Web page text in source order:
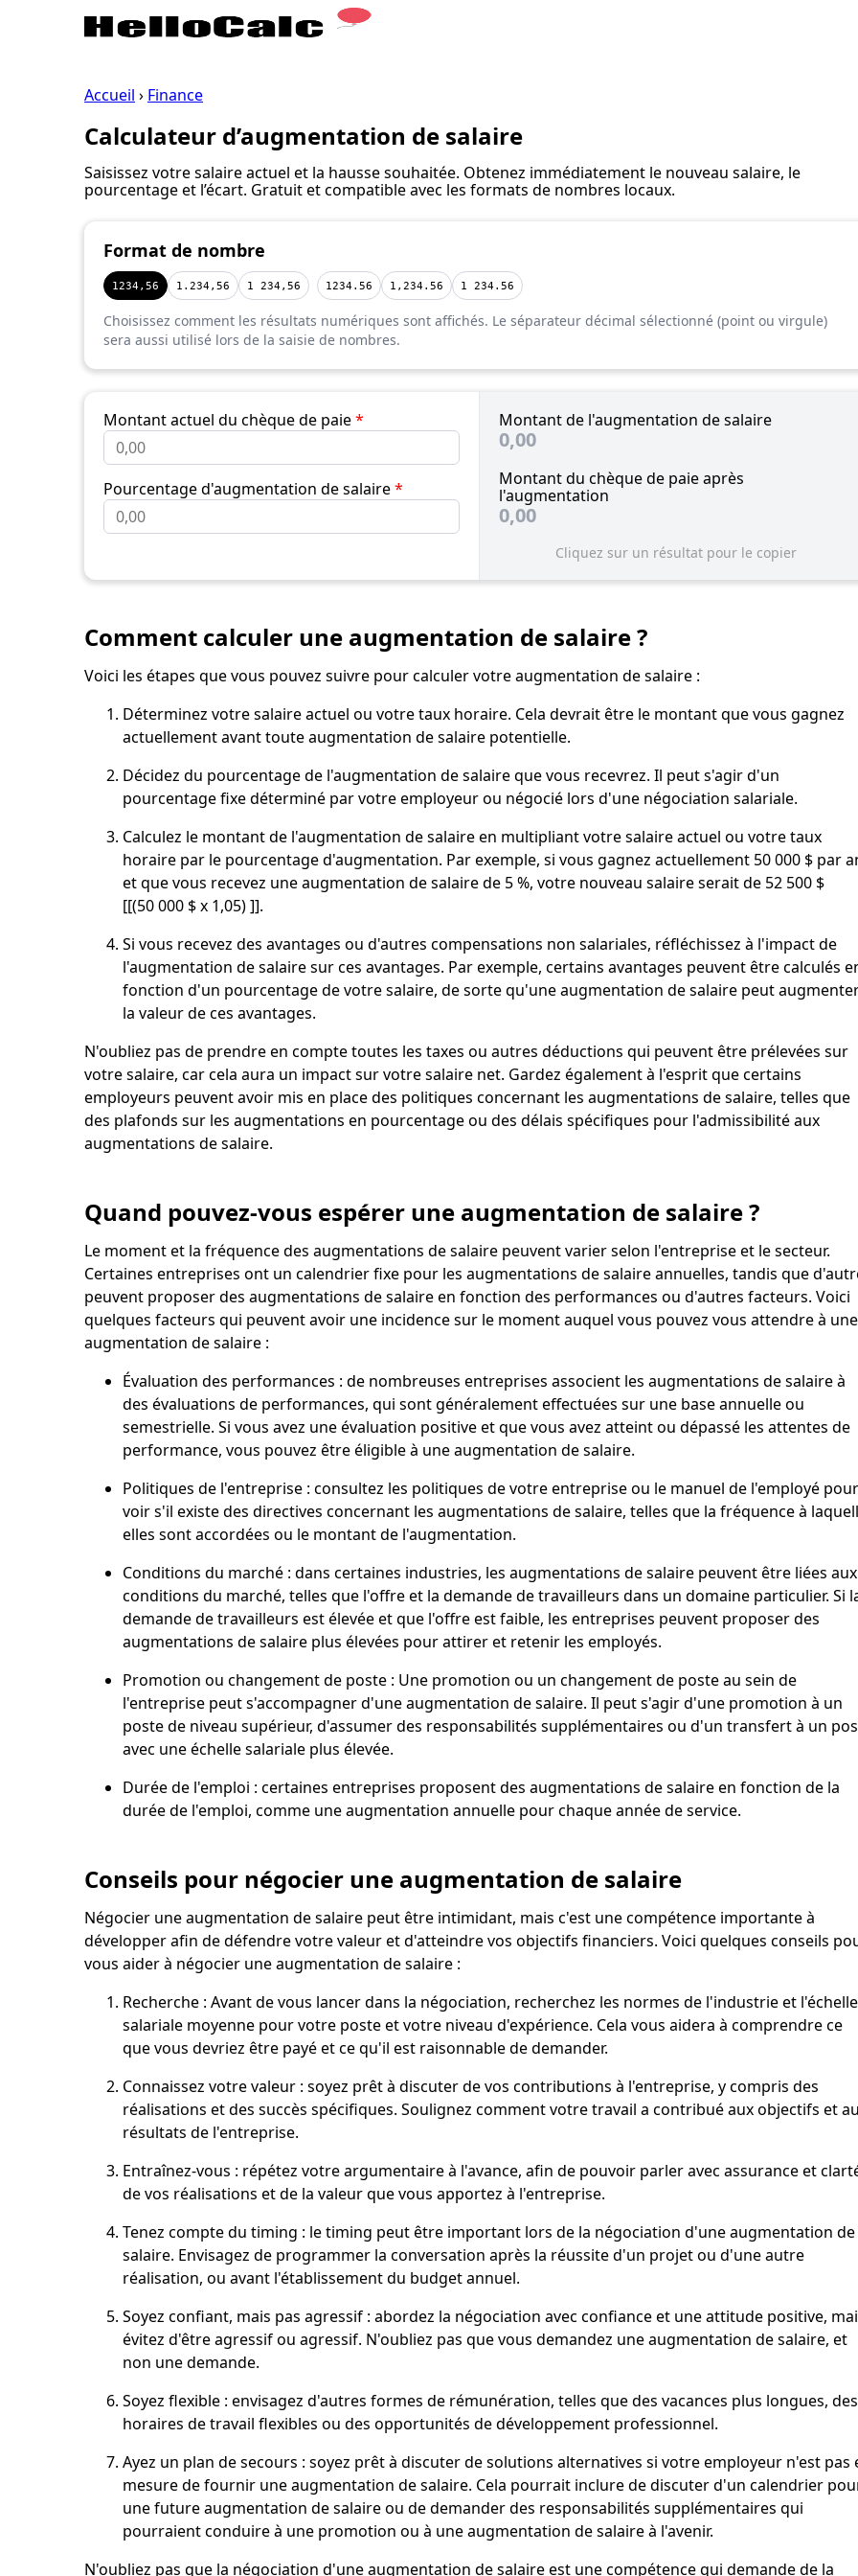
Accueil › Finance
Calculateur d’augmentation de salaire
Saisissez votre salaire actuel et la hausse souhaitée. Obtenez immédiatement le nouveau salaire, le
pourcentage et l’écart. Gratuit et compatible avec les formats de nombres locaux.
Format de nombre
1234,56 1.234,56 1 234,56 1234.56 1,234.56 1 234.56
Choisissez comment les résultats numériques sont affichés. Le séparateur décimal sélectionné (point ou virgule)
sera aussi utilisé lors de la saisie de nombres.
Montant actuel du chèque de paie*
Pourcentage d'augmentation de salaire*
Montant de l'augmentation de salaire
0,00
Montant du chèque de paie après
l'augmentation
0,00
Cliquez sur un résultat pour le copier
Comment calculer une augmentation de salaire ?
Voici les étapes que vous pouvez suivre pour calculer votre augmentation de salaire :
Déterminez votre salaire actuel ou votre taux horaire. Cela devrait être le montant que vous gagnez
actuellement avant toute augmentation de salaire potentielle.
Décidez du pourcentage de l'augmentation de salaire que vous recevrez. Il peut s'agir d'un
pourcentage fixe déterminé par votre employeur ou négocié lors d'une négociation salariale.
Calculez le montant de l'augmentation de salaire en multipliant votre salaire actuel ou votre taux
horaire par le pourcentage d'augmentation. Par exemple, si vous gagnez actuellement 50 000 $ par
et que vous recevez une augmentation de salaire de 5 %, votre nouveau salaire serait de 52 500 $
[[(50 000 $ x 1,05) ]].
Si vous recevez des avantages ou d'autres compensations non salariales, réfléchissez à l'impact de
l'augmentation de salaire sur ces avantages. Par exemple, certains avantages peuvent être calculés
fonction d'un pourcentage de votre salaire, de sorte qu'une augmentation de salaire peut
la valeur de ces avantages.
N'oubliez pas de prendre en compte toutes les taxes ou autres déductions qui peuvent être prélevées sur
votre salaire, car cela aura un impact sur votre salaire net. Gardez également à l'esprit que certains
employeurs peuvent avoir mis en place des politiques concernant les augmentations de salaire, telles que
des plafonds sur les augmentations en pourcentage ou des délais spécifiques pour l'admissibilité aux
augmentations de salaire.
Quand pouvez-vous espérer une augmentation de salaire ?
Le moment et la fréquence des augmentations de salaire peuvent varier selon l'entreprise et le secteur.
Certaines entreprises ont un calendrier fixe pour les augmentations de salaire annuelles, tandis que
peuvent proposer des augmentations de salaire en fonction des performances ou d'autres facteurs. Voici
quelques facteurs qui peuvent avoir une incidence sur le moment auquel vous pouvez vous attendre à une
augmentation de salaire :
Évaluation des performances : de nombreuses entreprises associent les augmentations de salaire à
des évaluations de performances, qui sont généralement effectuées sur une base annuelle ou
semestrielle. Si vous avez une évaluation positive et que vous avez atteint ou dépassé les attentes de
performance, vous pouvez être éligible à une augmentation de salaire.
Politiques de l'entreprise : consultez les politiques de votre entreprise ou le manuel de l'employé pour
voir s'il existe des directives concernant les augmentations de salaire, telles que la fréquence à
elles sont accordées ou le montant de l'augmentation.
Conditions du marché : dans certaines industries, les augmentations de salaire peuvent être liées aux
conditions du marché, telles que l'offre et la demande de travailleurs dans un domaine particulier. Si
demande de travailleurs est élevée et que l'offre est faible, les entreprises peuvent proposer des
augmentations de salaire plus élevées pour attirer et retenir les employés.
Promotion ou changement de poste : Une promotion ou un changement de poste au sein de
l'entreprise peut s'accompagner d'une augmentation de salaire. Il peut s'agir d'une promotion à un
poste de niveau supérieur, d'assumer des responsabilités supplémentaires ou d'un transfert à un
avec une échelle salariale plus élevée.
Durée de l'emploi : certaines entreprises proposent des augmentations de salaire en fonction de la
durée de l'emploi, comme une augmentation annuelle pour chaque année de service.
Conseils pour négocier une augmentation de salaire
Négocier une augmentation de salaire peut être intimidant, mais c'est une compétence importante à
développer afin de défendre votre valeur et d'atteindre vos objectifs financiers. Voici quelques conseils
vous aider à négocier une augmentation de salaire :
Recherche : Avant de vous lancer dans la négociation, recherchez les normes de l'industrie et l'échelle
salariale moyenne pour votre poste et votre niveau d'expérience. Cela vous aidera à comprendre ce
que vous devriez être payé et ce qu'il est raisonnable de demander.
Connaissez votre valeur : soyez prêt à discuter de vos contributions à l'entreprise, y compris des
réalisations et des succès spécifiques. Soulignez comment votre travail a contribué aux objectifs et
résultats de l'entreprise.
Entraînez-vous : répétez votre argumentaire à l'avance, afin de pouvoir parler avec assurance et
de vos réalisations et de la valeur que vous apportez à l'entreprise.
Tenez compte du timing : le timing peut être important lors de la négociation d'une augmentation de
salaire. Envisagez de programmer la conversation après la réussite d'un projet ou d'une autre
réalisation, ou avant l'établissement du budget annuel.
Soyez confiant, mais pas agressif : abordez la négociation avec confiance et une attitude positive,
évitez d'être agressif ou agressif. N'oubliez pas que vous demandez une augmentation de salaire, et
non une demande.
Soyez flexible : envisagez d'autres formes de rémunération, telles que des vacances plus longues, des
horaires de travail flexibles ou des opportunités de développement professionnel.
Ayez un plan de secours : soyez prêt à discuter de solutions alternatives si votre employeur n'est pas
mesure de fournir une augmentation de salaire. Cela pourrait inclure de discuter d'un calendrier
une future augmentation de salaire ou de demander des responsabilités supplémentaires qui
pourraient conduire à une promotion ou à une augmentation de salaire à l'avenir.
N'oubliez pas que la négociation d'une augmentation de salaire est une compétence qui demande de la